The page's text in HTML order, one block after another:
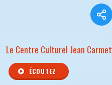
Le Centre Culturel Jean Carmet
ÉCOUTEZ